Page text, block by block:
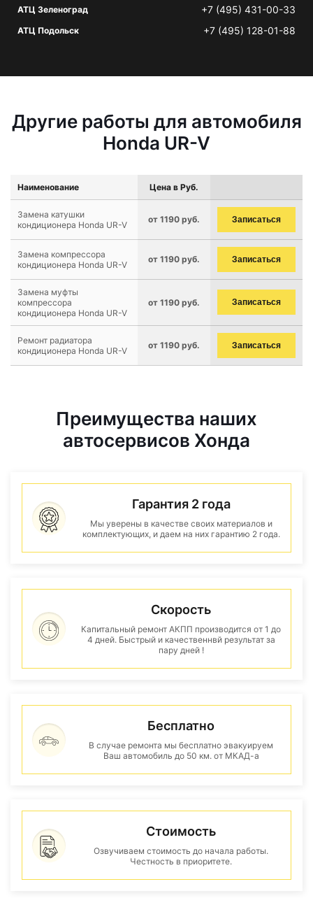
АТЦ Зеленоград +7 (495) 431-00-33
АТЦ Подольск +7 (495) 128-01-88
Другие работы для автомобиля
Honda UR-V
Наименование Цена в Руб.
Замена катушки
кондиционера Honda UR-V
от 1190 руб. Записаться
Замена компрессора
кондиционера Honda UR-V
от 1190 руб. Записаться
Замена муфты
компрессора
кондиционера Honda UR-V
от 1190 руб. Записаться
Ремонт радиатора
кондиционера Honda UR-V
от 1190 руб. Записаться
Преимущества наших
автосервисов Хонда
Гарантия 2 года
Мы уверены в качестве своих материалов и
комплектующих, и даем на них гарантию 2 года.
Скорость
Капитальный ремонт АКПП производится от 1 до
4 дней. Быстрый и качественнвй результат за
пару дней !
Бесплатно
В случае ремонта мы бесплатно эвакуируем
Ваш автомобиль до 50 км. от МКАД-а
Стоимость
Озвучиваем стоимость до начала работы.
Честность в приоритете.